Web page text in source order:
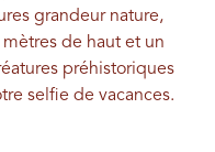
grandeur nature,
mètres de haut et un
préhistoriques
selfie de vacances.